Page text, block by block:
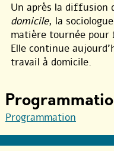
Un après la diffusion
domicile, la
matière tournée
Elle continue
travail à domicile.
Programmation